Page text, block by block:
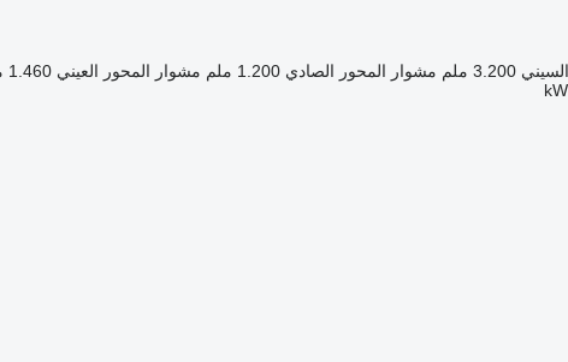
3.200 ملم مشوار المحور الصادي 1.200 ملم مشوار المحور العيني 1.460 ملم